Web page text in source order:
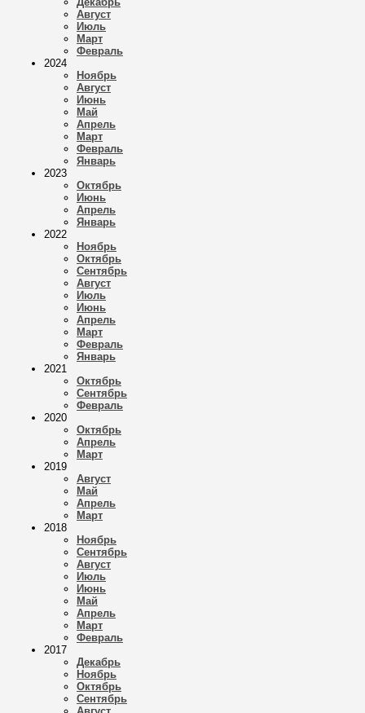
Август
Июль
Март
Февраль
2024
Ноябрь
Август
Июнь
Май
Апрель
Март
Февраль
Январь
2023
Октябрь
Июнь
Апрель
Январь
2022
Ноябрь
Октябрь
Сентябрь
Август
Июль
Июнь
Апрель
Март
Февраль
Январь
2021
Октябрь
Сентябрь
Февраль
2020
Октябрь
Апрель
Март
2019
Август
Май
Апрель
Март
2018
Ноябрь
Сентябрь
Август
Июль
Июнь
Май
Апрель
Март
Февраль
2017
Декабрь
Ноябрь
Октябрь
Сентябрь